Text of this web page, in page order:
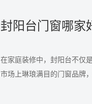
在家庭装修中，封阳台不仅
市场上琳琅满目的门窗品牌